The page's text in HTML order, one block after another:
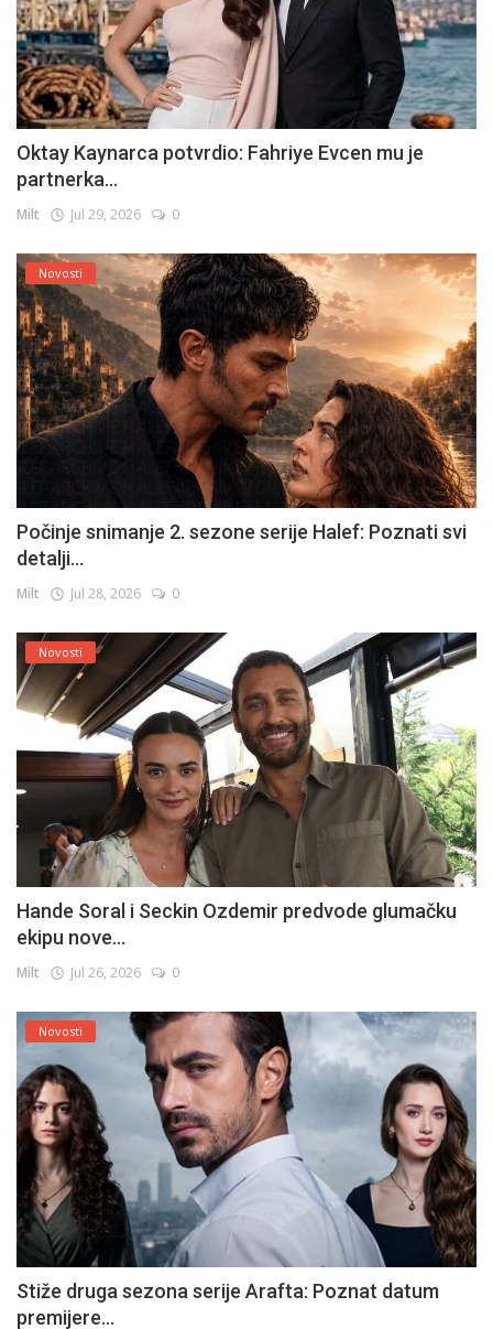
Oktay Kaynarca potvrdio: Fahriye Evcen mu je
partnerka...
Milt Jul 29, 2026 0
Novosti
Počinje snimanje 2. sezone serije Halef: Poznati svi
detalji...
Milt Jul 28, 2026 0
Novosti
Hande Soral i Seckin Ozdemir predvode glumačku
ekipu nove...
Milt Jul 26, 2026 0
Novosti
Stiže druga sezona serije Arafta: Poznat datum
premijere...